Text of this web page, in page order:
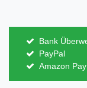
Bank
PayPal
Amazon Pay